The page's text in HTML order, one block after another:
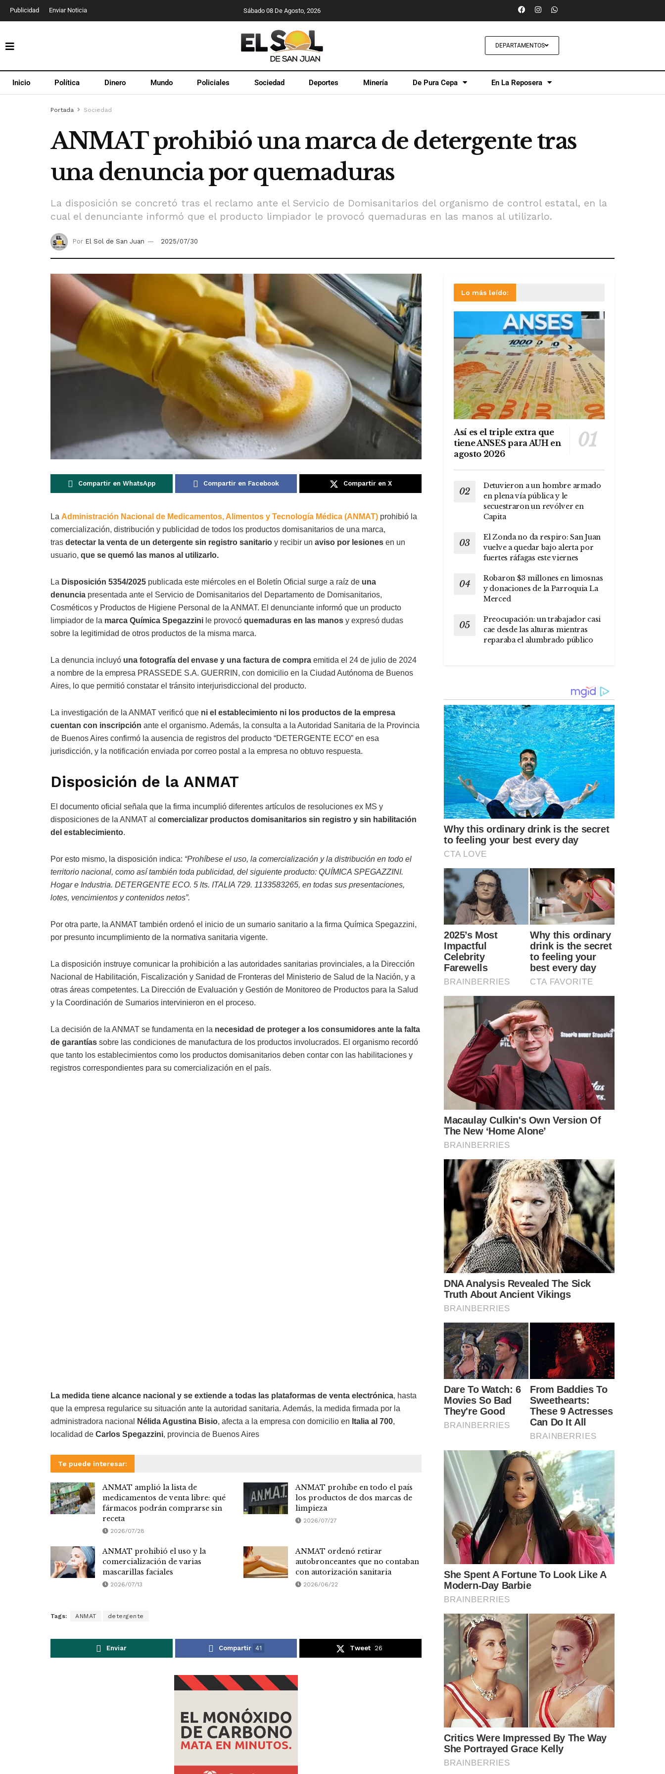
Publicidad Enviar Noticia Sábado 08 De Agosto, 2026
DEPARTAMENTOS
Inicio Política Dinero Mundo Policiales Sociedad Deportes Minería De Pura Cepa En La Reposera
Portada Sociedad
ANMAT prohibió una marca de detergente tras
una denuncia por quemaduras
La disposición se concretó tras el reclamo ante el Servicio de Domisanitarios del organismo de control estatal, en la
cual el denunciante informó que el producto limpiador le provocó quemaduras en las manos al utilizarlo.
Por El Sol de San Juan 2025/07/30
Compartir en WhatsApp Compartir en Facebook Compartir en X
La Administración Nacional de Medicamentos, Alimentos y Tecnología Médica (ANMAT) prohibió la
comercialización, distribución y publicidad de todos los productos domisanitarios de una marca,
tras detectar la venta de un detergente sin registro sanitario y recibir un aviso por lesiones en un
usuario, que se quemó las manos al utilizarlo.
La Disposición 5354/2025 publicada este miércoles en el Boletín Oficial surge a raíz de una
denuncia presentada ante el Servicio de Domisanitarios del Departamento de Domisanitarios,
Cosméticos y Productos de Higiene Personal de la ANMAT. El denunciante informó que un producto
limpiador de la marca Química Spegazzini le provocó quemaduras en las manos y expresó dudas
sobre la legitimidad de otros productos de la misma marca.
La denuncia incluyó una fotografía del envase y una factura de compra emitida el 24 de julio de 2024
a nombre de la empresa PRASSEDE S.A. GUERRIN, con domicilio en la Ciudad Autónoma de Buenos
Aires, lo que permitió constatar el tránsito interjurisdiccional del producto.
La investigación de la ANMAT verificó que ni el establecimiento ni los productos de la empresa
cuentan con inscripción ante el organismo. Además, la consulta a la Autoridad Sanitaria de la Provincia
de Buenos Aires confirmó la ausencia de registros del producto “DETERGENTE ECO” en esa
jurisdicción, y la notificación enviada por correo postal a la empresa no obtuvo respuesta.
Disposición de la ANMAT
El documento oficial señala que la firma incumplió diferentes artículos de resoluciones ex MS y
disposiciones de la ANMAT al comercializar productos domisanitarios sin registro y sin habilitación
del establecimiento.
Por esto mismo, la disposición indica: “Prohíbese el uso, la comercialización y la distribución en todo el
territorio nacional, como así también toda publicidad, del siguiente producto: QUÍMICA SPEGAZZINI.
Hogar e Industria. DETERGENTE ECO. 5 lts. ITALIA 729. 1133583265, en todas sus presentaciones,
lotes, vencimientos y contenidos netos”.
Por otra parte, la ANMAT también ordenó el inicio de un sumario sanitario a la firma Química Spegazzini,
por presunto incumplimiento de la normativa sanitaria vigente.
La disposición instruye comunicar la prohibición a las autoridades sanitarias provinciales, a la Dirección
Nacional de Habilitación, Fiscalización y Sanidad de Fronteras del Ministerio de Salud de la Nación, y a
otras áreas competentes. La Dirección de Evaluación y Gestión de Monitoreo de Productos para la Salud
y la Coordinación de Sumarios intervinieron en el proceso.
La decisión de la ANMAT se fundamenta en la necesidad de proteger a los consumidores ante la falta
de garantías sobre las condiciones de manufactura de los productos involucrados. El organismo recordó
que tanto los establecimientos como los productos domisanitarios deben contar con las habilitaciones y
registros correspondientes para su comercialización en el país.
La medida tiene alcance nacional y se extiende a todas las plataformas de venta electrónica, hasta
que la empresa regularice su situación ante la autoridad sanitaria. Además, la medida firmada por la
administradora nacional
Nélida Agustina Bisio, afecta a la empresa con domicilio en Italia al 700,
localidad de Carlos Spegazzini, provincia de Buenos Aires
Te puede interesar:
ANMAT amplió la lista de
medicamentos de venta libre: qué
fármacos podrán comprarse sin
receta
2026/07/28
ANMAT prohíbe en todo el país
los productos de dos marcas de
limpieza
2026/07/27
ANMAT prohibió el uso y la
comercialización de varias
mascarillas faciales
2026/07/13
ANMAT ordenó retirar
autobronceantes que no contaban
con autorización sanitaria
2026/06/22
Tags: ANMAT detergente
Enviar Compartir 41 Tweet 26
Lo más leído:
Así es el triple extra que
tiene ANSES para AUH en
agosto 2026
Detuvieron a un hombre armado
en plena vía pública y le
secuestraron un revólver en
Capita
El Zonda no da respiro: San Juan
vuelve a quedar bajo alerta por
fuertes ráfagas este viernes
Robaron $3 millones en limosnas
y donaciones de la Parroquia La
Merced
Preocupación: un trabajador casi
cae desde las alturas mientras
reparaba el alumbrado público